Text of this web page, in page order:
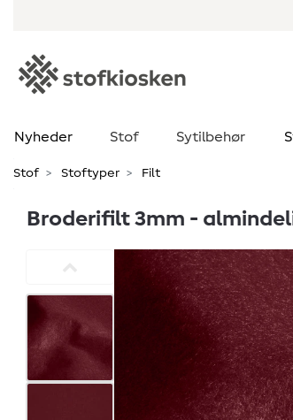
Nyheder Stof Sytilbehør
Stof Stoftyper Filt
Broderifilt 3mm -